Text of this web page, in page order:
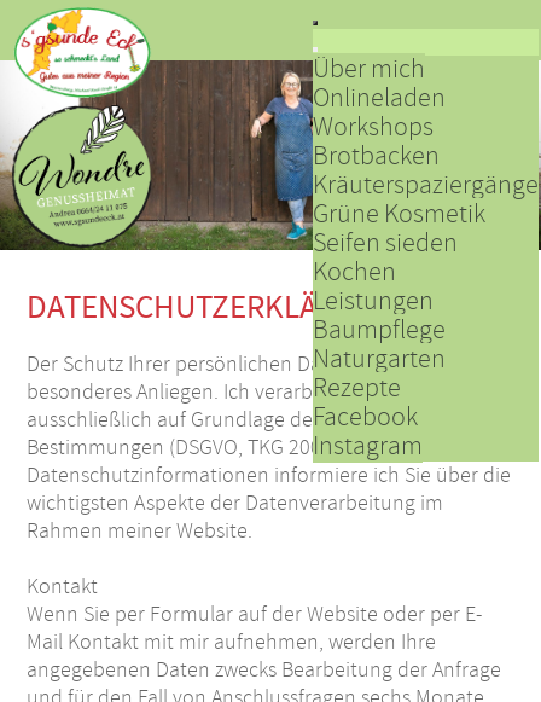
Über mich
Onlineladen
Workshops
Brotbacken
Kräuterspaziergänge
Grüne Kosmetik
Seifen sieden
Kochen
Leistungen
Baumpflege
Naturgarten
Rezepte
Facebook
Instagram
DATENSCHUTZERKLÄRUNG
Der Schutz Ihrer persönlichen Daten ist mir ein
besonderes Anliegen. Ich verarbeite Ihre Daten daher
ausschließlich auf Grundlage der gesetzlichen
Bestimmungen (DSGVO, TKG 2003). In diesen
Datenschutzinformationen informiere ich Sie über die
wichtigsten Aspekte der Datenverarbeitung im
Rahmen meiner Website.
Kontakt
Wenn Sie per Formular auf der Website oder per E-
Mail Kontakt mit mir aufnehmen, werden Ihre
angegebenen Daten zwecks Bearbeitung der Anfrage